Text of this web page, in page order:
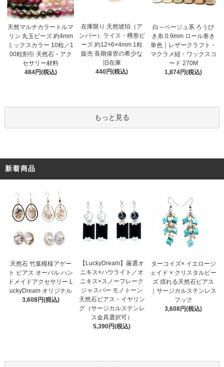
天然マルチカラートルマ
リン 丸玉ビーズ 約4mm
ミックスカラー 10粒／1
00粒割引 天然石・アク
セサリー材料
484円(税込)
在庫限り 天然琥珀（ア
ンバー）ライス・樽形ビ
ーズ 約12×6×4mm 1粒
販売 長期保管の希少な
旧在庫
440円(税込)
白～ベージュ系 ろうび
き糸 0.9mm ロール巻き
単色｜レザークラフト・
マクラメ紐・ワックスコ
ード 270M
1,874円(税込)
もっと見る
新着商品
天然石 竹葉模様アゲー
ト ピアス オーバル ハン
ドメイドアクセサリー L
uckyDream オリジナル
3,608円(税込)
【LuckyDream】厳選オ
ニキス×ハウライト／オ
ニキス×スノーフレーク
ジャスパー モノトーン
天然石ピアス・イヤリン
グ（サージカルステンレ
ス金具選択可）
5,390円(税込)
ターコイズ× イエロージ
ェイド × クリスタルビー
ズ 揺れる天然石ピアス
｜サージカルステンレス
フック
3,608円(税込)